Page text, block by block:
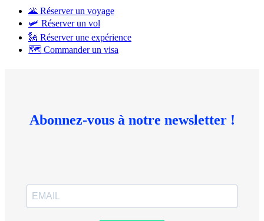
🌋 Réserver un voyage
🛩 Réserver un vol
🗽 Réserver une expérience
🗺 Commander un visa
Abonnez-vous à notre newsletter !